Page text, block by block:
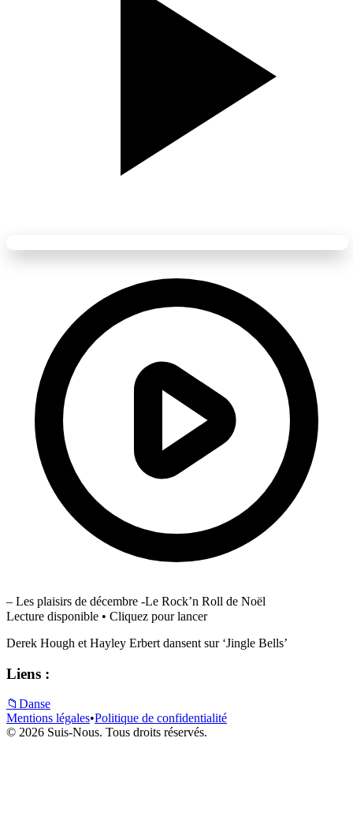
– Les plaisirs de décembre -Le Rock’n Roll de Noël
Lecture disponible • Cliquez pour lancer
Derek Hough et Hayley Erbert dansent sur ‘Jingle Bells’
Liens :
📁 Danse
Mentions légales•Politique de confidentialité
© 2026 Suis-Nous. Tous droits réservés.